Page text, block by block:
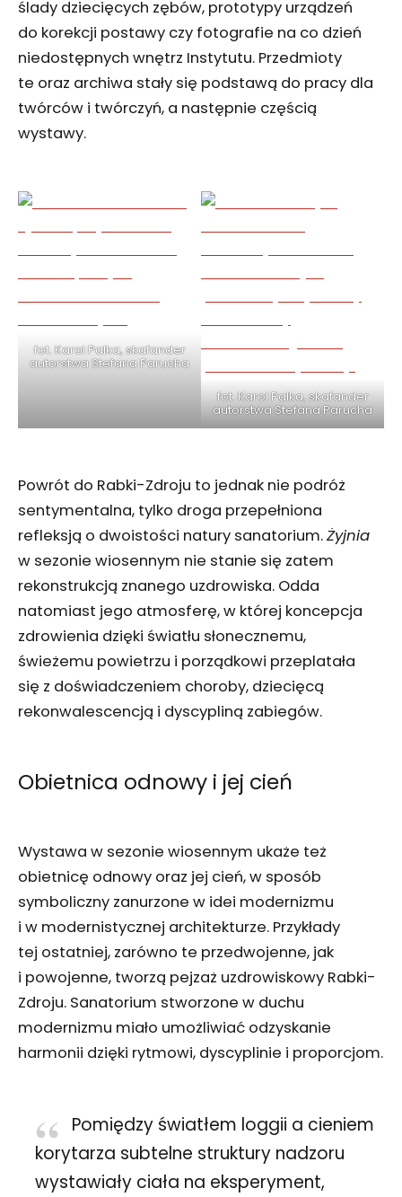
ślady dziecięcych zębów, prototypy urządzeń
do korekcji postawy czy fotografie na co dzień
niedostępnych wnętrz Instytutu. Przedmioty
te oraz archiwa stały się podstawą do pracy dla
twórców i twórczyń, a następnie częścią
wystawy.
fot. Karol Pałka, skafander
autorstwa Stefana Parucha
fot. Karol Pałka, skafander
autorstwa Stefana Parucha
Powrót do Rabki-Zdroju to jednak nie podróż
sentymentalna, tylko droga przepełniona
refleksją o dwoistości natury sanatorium.Żyjnia
w sezonie wiosennym nie stanie się zatem
rekonstrukcją znanego uzdrowiska. Odda
natomiast jego atmosferę, w której koncepcja
zdrowienia dzięki światłu słonecznemu,
świeżemu powietrzu i porządkowi przeplatała
się z doświadczeniem choroby, dziecięcą
rekonwalescencją i dyscypliną zabiegów.
Obietnica odnowy i jej cień
Wystawa w sezonie wiosennym ukaże też
obietnicę odnowy oraz jej cień, w sposób
symboliczny zanurzone w idei modernizmu
i w modernistycznej architekturze. Przykłady
tej ostatniej, zarówno te przedwojenne, jak
i powojenne, tworzą pejzaż uzdrowiskowy Rabki-
Zdroju. Sanatorium stworzone w duchu
modernizmu miało umożliwiać odzyskanie
harmonii dzięki rytmowi, dyscyplinie i proporcjom.
Pomiędzy światłem loggii a cieniem
korytarza subtelne struktury nadzoru
wystawiały ciała na eksperyment,